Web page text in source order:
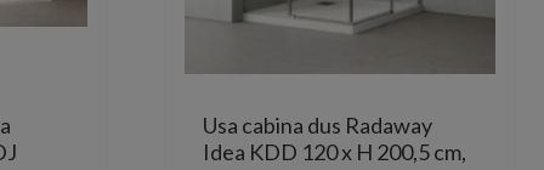
Usa cabina dus Radaway
Idea KDD 120 x H 200,5 cm,